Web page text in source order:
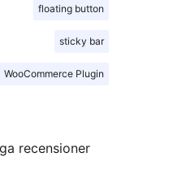
floating button
sticky bar
WooCommerce Plugin
recensioner